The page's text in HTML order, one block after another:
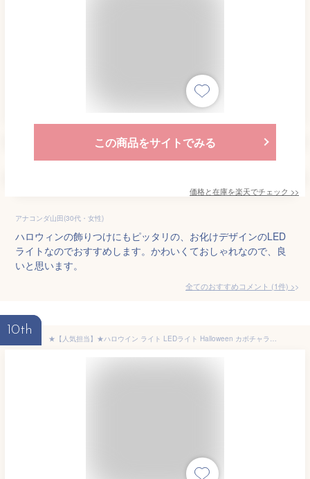
この商品をサイトでみる
価格と在庫を楽天でチェック >>
アナコンダ山田(30代・女性)
ハロウィンの飾りつけにもピッタリの、お化けデザインのLED
ライトなのでおすすめします。かわいくておしゃれなので、良
いと思います。
全てのおすすめコメント (1件) >
10th
★【人気担当】★ハロウイン ライト LEDライト Halloween カボチャライト イルミネーション 飾り おしゃれ ハロウインパーティー ハロウイングッズ 室内 屋外 生活 防水 かわいい かぼちゃランタン カボチャのランプ ledイルミネーションストリング ハロウイン道具 10球 20球